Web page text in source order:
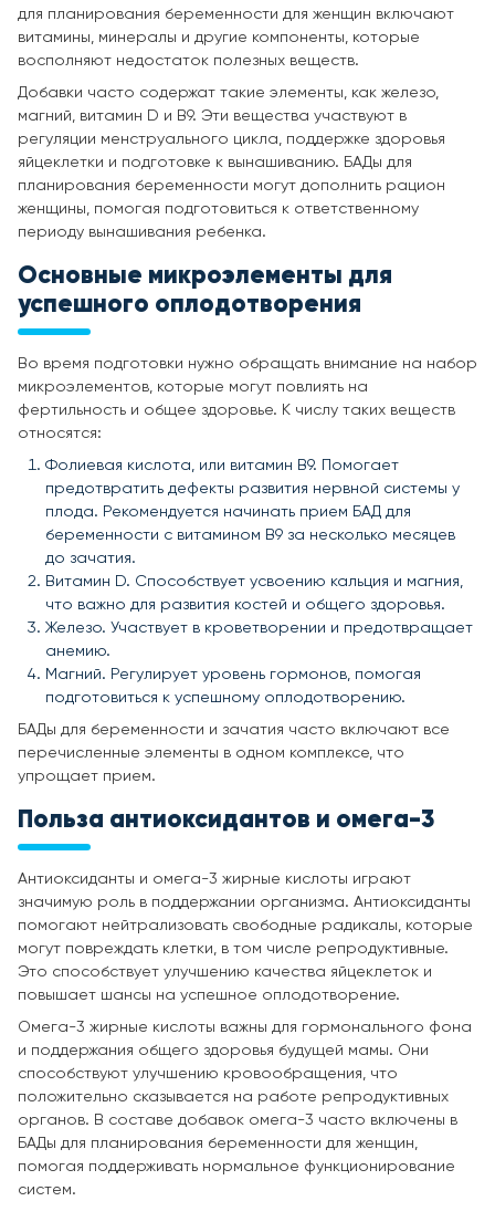
для планирования беременности для женщин включают
витамины, минералы и другие компоненты, которые
восполняют недостаток полезных веществ.
Добавки часто содержат такие элементы, как железо,
магний, витамин D и B9. Эти вещества участвуют в
регуляции менструального цикла, поддержке здоровья
яйцеклетки и подготовке к вынашиванию. БАДы для
планирования беременности могут дополнить рацион
женщины, помогая подготовиться к ответственному
периоду вынашивания ребенка.
Основные микроэлементы для
успешного оплодотворения
Во время подготовки нужно обращать внимание на набор
микроэлементов, которые могут повлиять на
фертильность и общее здоровье. К числу таких веществ
относятся:
Фолиевая кислота, или витамин B9. Помогает
предотвратить дефекты развития нервной системы у
плода. Рекомендуется начинать прием БАД для
беременности с витамином B9 за несколько месяцев
до зачатия.
Витамин D. Способствует усвоению кальция и магния,
что важно для развития костей и общего здоровья.
Железо. Участвует в кроветворении и предотвращает
анемию.
Магний. Регулирует уровень гормонов, помогая
подготовиться к успешному оплодотворению.
БАДы для беременности и зачатия часто включают все
перечисленные элементы в одном комплексе, что
упрощает прием.
Польза антиоксидантов и омега-3
Антиоксиданты и омега-3 жирные кислоты играют
значимую роль в поддержании организма. Антиоксиданты
помогают нейтрализовать свободные радикалы, которые
могут повреждать клетки, в том числе репродуктивные.
Это способствует улучшению качества яйцеклеток и
повышает шансы на успешное оплодотворение.
Омега-3 жирные кислоты важны для гормонального фона
и поддержания общего здоровья будущей мамы. Они
способствуют улучшению кровообращения, что
положительно сказывается на работе репродуктивных
органов. В составе добавок омега-3 часто включены в
БАДы для планирования беременности для женщин,
помогая поддерживать нормальное функционирование
систем.